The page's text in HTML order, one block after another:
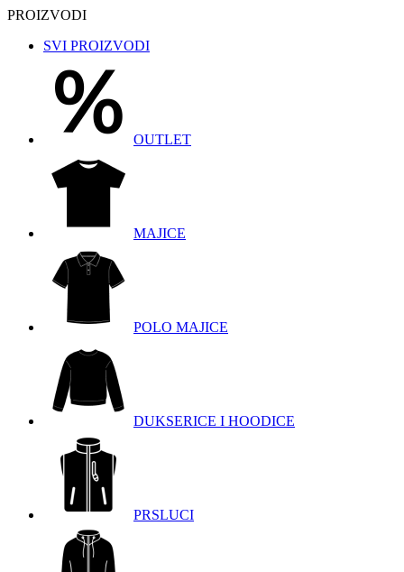
PROIZVODI
SVI PROIZVODI
OUTLET
MAJICE
POLO MAJICE
DUKSERICE I HOODICE
PRSLUCI